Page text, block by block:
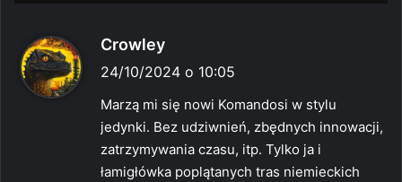
Crowley
i
e
:
24/10/2024 o 10:05
Marzą mi się nowi Komandosi w stylu
jedynki. Bez udziwnień, zbędnych innowacji,
zatrzymywania czasu, itp. Tylko ja i
łamigłówka poplątanych tras niemieckich